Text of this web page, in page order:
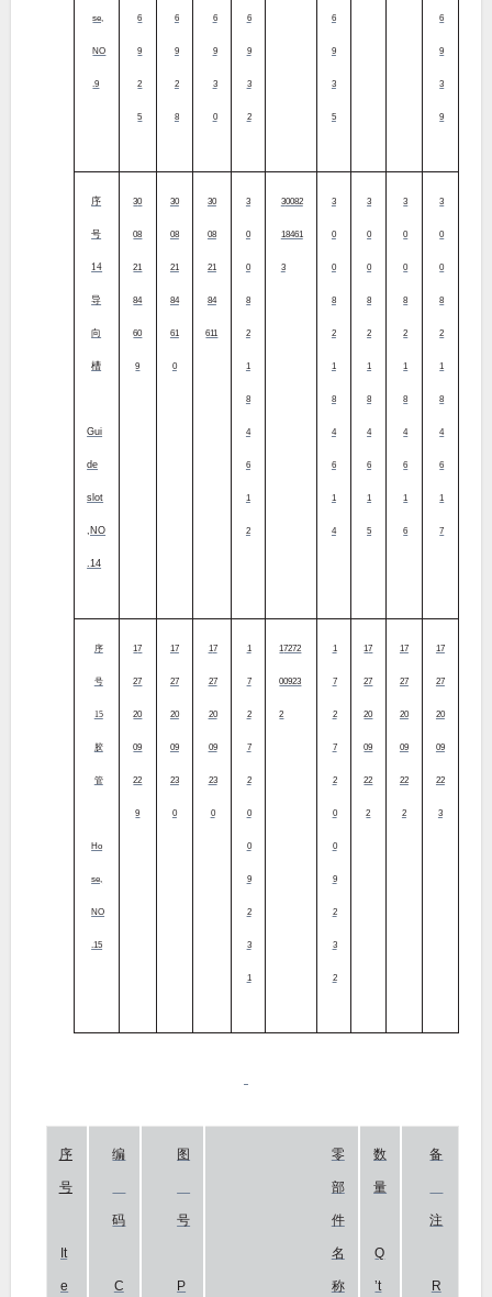
se,
NO
.9
6
9
2
5
6
9
2
8
6
9
3
0
6
9
3
2
6
9
3
5
6
9
3
9
序
号
14
导
向
槽
Gui
de
slot
,NO
.14
30
08
21
84
60
9
30
08
21
84
61
0
30
08
21
84
611
3
0
0
8
2
1
8
4
6
1
2
30082
18461
3
3
0
0
8
2
1
8
4
6
1
4
3
0
0
8
2
1
8
4
6
1
5
3
0
0
8
2
1
8
4
6
1
6
3
0
0
8
2
1
8
4
6
1
7
序
号
15
胶
管
Ho
se,
NO
.15
17
27
20
09
22
9
17
27
20
09
23
0
17
27
20
09
23
0
1
7
2
7
2
0
0
9
2
3
1
17272
00923
2
1
7
2
7
2
0
0
9
2
3
2
17
27
20
09
22
2
17
27
20
09
22
2
17
27
20
09
22
3
序
号
It
e
编
码
C
图
号
P
零
部
件
名
称
数
量
Q
’t
备
注
R